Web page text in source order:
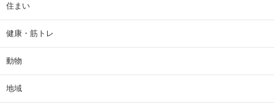
住まい
健康・筋トレ
動物
地域